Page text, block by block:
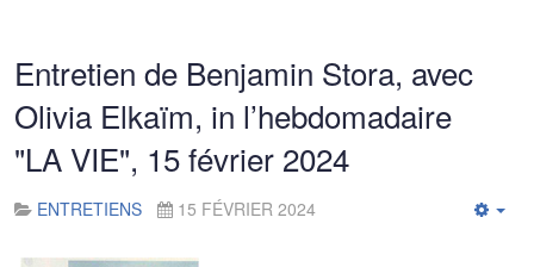
Entretien de Benjamin Stora, avec
Olivia Elkaïm, in l’hebdomadaire
"LA VIE", 15 février 2024
ENTRETIENS
15 FÉVRIER 2024